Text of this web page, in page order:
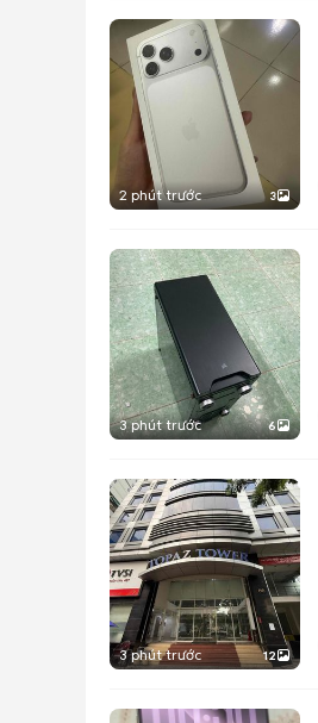
2 phút trước 3
3 phút trước 6
3 phút trước 12